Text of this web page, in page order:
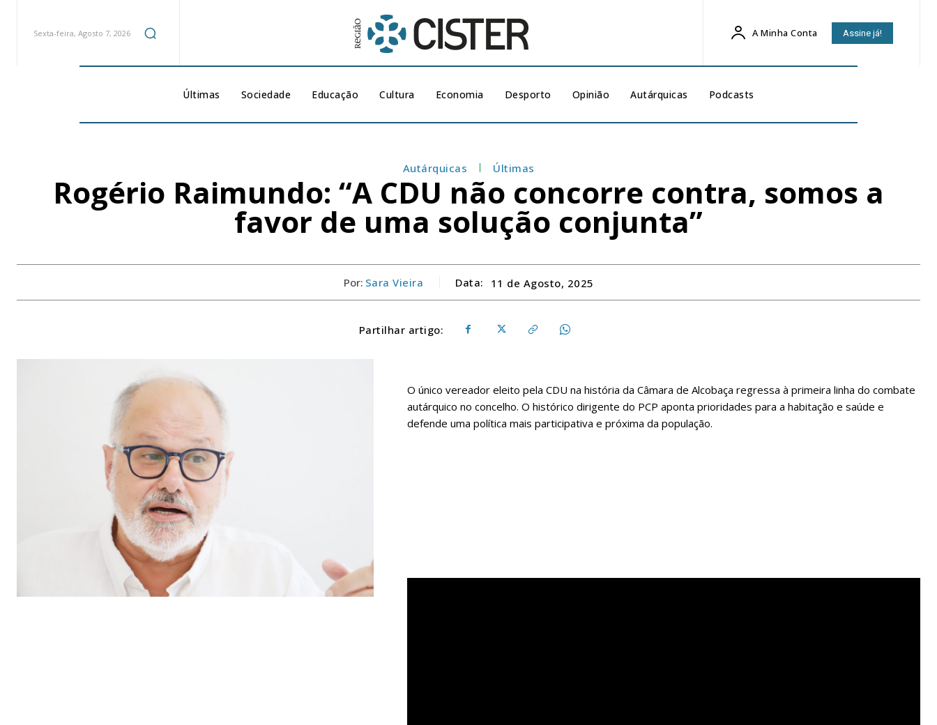
Sexta-feira, Agosto 7, 2026 A Minha Conta Assine já!
Últimas Sociedade Educação Cultura Economia Desporto Opinião Autárquicas Podcasts
Autárquicas Últimas
Rogério Raimundo: “A CDU não concorre contra, somos a
favor de uma solução conjunta”
Por: Sara Vieira Data: 11 de Agosto, 2025
Partilhar artigo:
O único vereador eleito pela CDU na história da Câmara de Alcobaça regressa à primeira linha do combate
autárquico no concelho. O histórico dirigente do PCP aponta prioridades para a habitação e saúde e
defende uma política mais participativa e próxima da população.